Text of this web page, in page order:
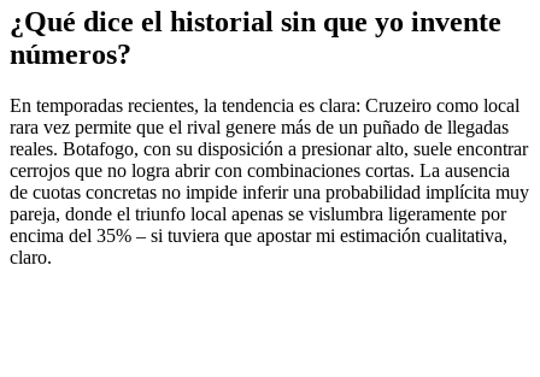
¿Qué dice el historial sin que yo invente
números?
En temporadas recientes, la tendencia es clara: Cruzeiro como local
rara vez permite que el rival genere más de un puñado de llegadas
reales. Botafogo, con su disposición a presionar alto, suele encontrar
cerrojos que no logra abrir con combinaciones cortas. La ausencia
de cuotas concretas no impide inferir una probabilidad implícita muy
pareja, donde el triunfo local apenas se vislumbra ligeramente por
encima del 35% – si tuviera que apostar mi estimación cualitativa,
claro.